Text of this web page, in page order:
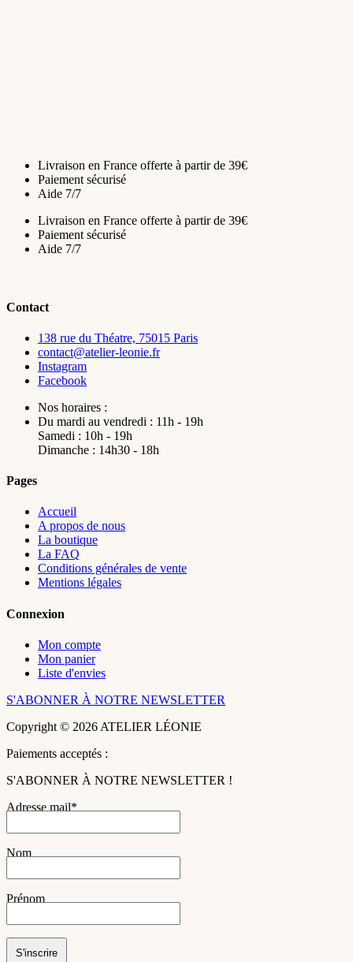
Livraison en France offerte à partir de 39€
Paiement sécurisé
Aide 7/7
Livraison en France offerte à partir de 39€
Paiement sécurisé
Aide 7/7
Contact
138 rue du Théatre, 75015 Paris
contact@atelier-leonie.fr
Instagram
Facebook
Nos horaires :
Du mardi au vendredi : 11h - 19h
Samedi : 10h - 19h
Dimanche : 14h30 - 18h
Pages
Accueil
A propos de nous
La boutique
La FAQ
Conditions générales de vente
Mentions légales
Connexion
Mon compte
Mon panier
Liste d'envies
S'ABONNER À NOTRE NEWSLETTER
Copyright © 2026 ATELIER LÉONIE
Paiements acceptés :
S'ABONNER À NOTRE NEWSLETTER !
Adresse mail*
Nom
Prénom